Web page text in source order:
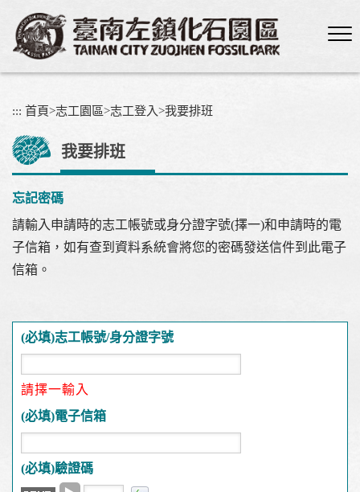
內
::: 首頁>志工園區>志工登入>我要排班
我要排班
忘記密碼
請輸入申請時的志工帳號或身分證字號(擇一)和申請時的電
子信箱，如有查到資料系統會將您的密碼發送信件到此電子
信箱。
(必填)志工帳號/身分證字號
請擇一輸入
(必填)電子信箱
(必填)驗證碼